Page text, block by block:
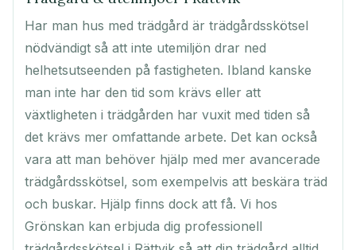
Har man hus med trädgård är trädgårdsskötsel
nödvändigt så att inte utemiljön drar ned
helhetsutseenden på fastigheten. Ibland kanske
man inte har den tid som krävs eller att
växtligheten i trädgården har vuxit med tiden så
det krävs mer omfattande arbete. Det kan också
vara att man behöver hjälp med mer avancerade
trädgårdsskötsel, som exempelvis att beskära träd
och buskar. Hjälp finns dock att få. Vi hos
Grönskan kan erbjuda dig professionell